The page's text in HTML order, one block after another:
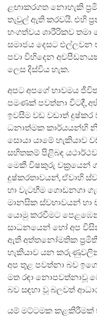
ළඟාකරගත නොහැකි
තැවුල් ඇති කරවයි. එහි
භංගත්වය ශාරීරිකව
සමාජය දෙසට එල්ලවන
පවා විහිදෙන
ලෙස දිස්විය හැක.
අපට අපගේ භාවමය
පමණක් පවත්නා විටදී,
ඉවසීම වඩ වඩාත්
ධනාත්මක කාර්යයන්හි
සොයා යාමේ හැකියාව
සහිතකම් පිළිබඳ
මෙකී විෂකුරු චක්‍රයෙන්
දුෂ්කරතාවයන්, ඒවාහි
හා වැටහීම ගොඩනගා
මානසික ස්වභාවයන් හා
යොමු කරවීමට
සාධනයෙන් හෝ අප
ඇති අත්තනෝමතික
හැකියාව යන
අප තුළ පවත්නා බව
මත රඳා නොපවත්නාවූ
බව සඳහා වූ බලවත්
යම් මට්ටමක කළකිරීමක්